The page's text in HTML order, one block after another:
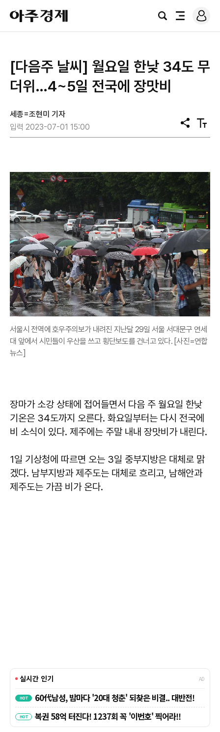
아
주
경
검
전
로
그
[다음주 날씨] 월요일 한낮 34도 무
더위…4~5일 전국에 장맛비
세종=조현미 기자
입력 2023-07-01 15:00
공
유
텍
스
서울시 전역에 호우주의보가 내려진 지난달 29일 서울 서대문구 연세
대 앞에서 시민들이 우산을 쓰고 횡단보도를 건너고 있다. [사진=연합
뉴스]
장마가 소강 상태에 접어들면서 다음 주 월요일 한낮
기온은 34도까지 오른다. 화요일부터는 다시 전국에
비 소식이 있다. 제주에는 주말 내내 장맛비가 내린다.
1일 기상청에 따르면 오는 3일 중부지방은 대체로 맑
겠다. 남부지방과 제주도는 대체로 흐리고, 남해안과
제주도는 가끔 비가 온다.